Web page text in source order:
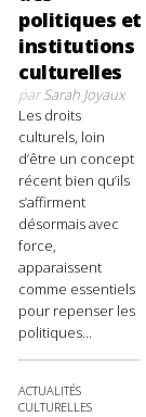
politiques et
institutions
culturelles
parSarah Joyaux
Les droits
culturels, loin
d’être un concept
récent bien qu’ils
s’affirment
désormais avec
force,
apparaissent
comme essentiels
pour repenser les
politiques...
ACTUALITÉS
CULTURELLES